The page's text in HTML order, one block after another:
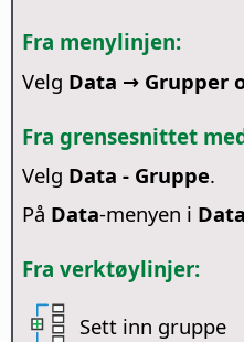
Fra menylinjen:
Velg Data → Grupper
Fra grensesnittet
Velg Data - Gruppe.
På Data-menyen i Data
Fra verktøylinjer:
Sett inn gruppe